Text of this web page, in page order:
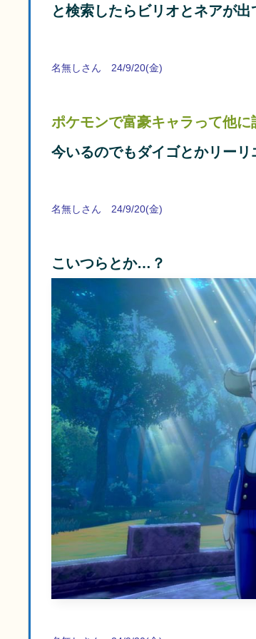
と検索したらビリオとネアが
名無しさん 24/9/20(金)
ポケモンで富豪キャラって他に
今いるのでもダイゴとかリーリ
名無しさん 24/9/20(金)
こいつらとか…？